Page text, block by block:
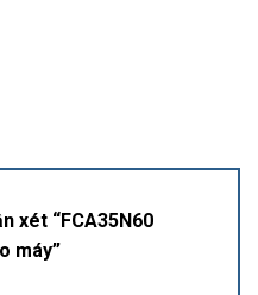
xét “FCA35N60
máy”